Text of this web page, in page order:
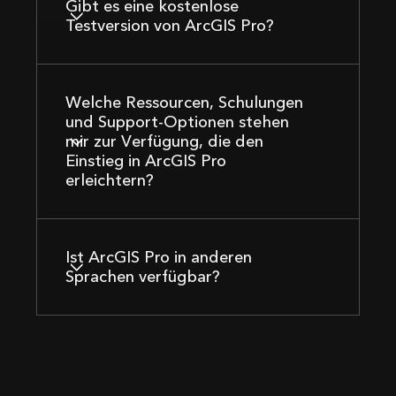
Gibt es eine kostenlose
Testversion von ArcGIS Pro?
Welche Ressourcen, Schulungen
und Support-Optionen stehen
mir zur Verfügung, die den
Einstieg in ArcGIS Pro
erleichtern?
Ist ArcGIS Pro in anderen
Sprachen verfügbar?